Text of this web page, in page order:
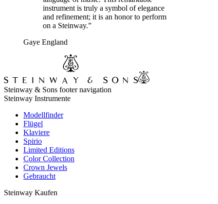
instrument is truly a symbol of elegance
and refinement; it is an honor to perform
on a Steinway.”
Gaye England
Steinway & Sons footer navigation
Steinway Instrumente
Modellfinder
Flügel
Klaviere
Spirio
Limited Editions
Color Collection
Crown Jewels
Gebraucht
Steinway Kaufen